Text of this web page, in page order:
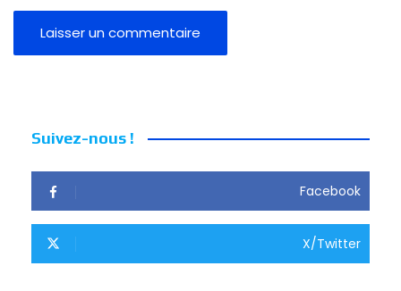
Suivez-nous !
Facebook
X/Twitter